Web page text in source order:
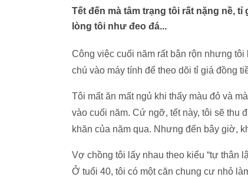
Tết đến mà tâm trạng tôi rất nặng nề,
lòng tôi như đeo đá...
Công việc cuối năm rất bận rộn nhưng
chú vào máy tính để theo dõi tỉ giá đồng
Tôi mất ăn mất ngủ khi thấy màu đỏ và
vào cuối năm. Cứ ngỡ, tết này, tôi sẽ thu
khăn của năm qua. Nhưng đến bây giờ,
Vợ chồng tôi lấy nhau theo kiểu “tự thân
Ở tuổi 40, tôi có một căn chung cư nhỏ